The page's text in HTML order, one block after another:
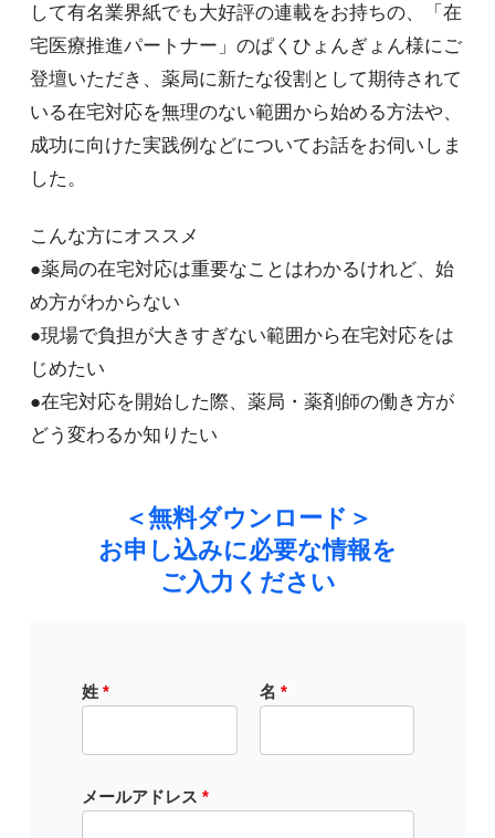
して有名業界紙でも大好評の連載をお持ちの、「在
宅医療推進パートナー」のぱくひょんぎょん様にご
登壇いただき、薬局に新たな役割として期待されて
いる在宅対応を無理のない範囲から始める方法や、
成功に向けた実践例などについてお話をお伺いしま
した。
こんな方にオススメ
●薬局の在宅対応は重要なことはわかるけれど、始
め方がわからない
●現場で負担が大きすぎない範囲から在宅対応をは
じめたい
●在宅対応を開始した際、薬局・薬剤師の働き方が
どう変わるか知りたい
＜無料ダウンロード＞
お申し込みに必要な情報を
ご入力ください